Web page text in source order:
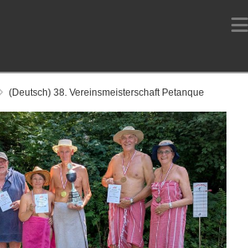
(Deutsch) 38. Vereinsmeisterschaft Petanque